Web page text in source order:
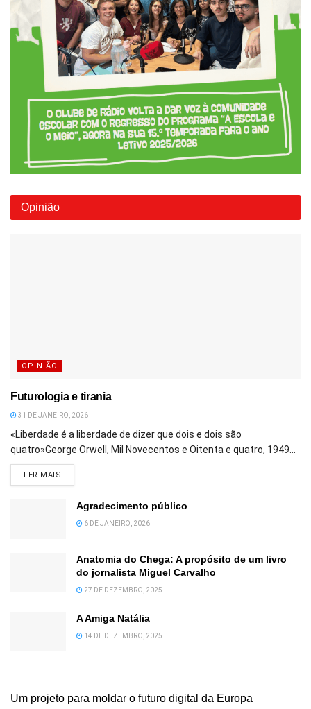
Opinião
OPINIÃO
Futurologia e tirania
31 DE JANEIRO, 2026
«Liberdade é a liberdade de dizer que dois e dois são
quatro»George Orwell, Mil Novecentos e Oitenta e quatro, 1949...
LER MAIS
Agradecimento público
6 DE JANEIRO, 2026
Anatomia do Chega: A propósito de um livro
do jornalista Miguel Carvalho
27 DE DEZEMBRO, 2025
A Amiga Natália
14 DE DEZEMBRO, 2025
Um projeto para moldar o futuro digital da Europa